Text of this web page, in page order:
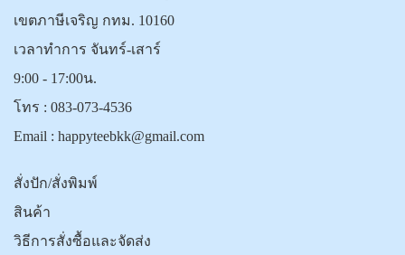
เขตภาษีเจริญ กทม. 10160
เวลาทำการ จันทร์-เสาร์
9:00 - 17:00น.
โทร : 083-073-4536
Email : happyteebkk@gmail.com
สั่งปัก/สั่งพิมพ์
สินค้า
วิธีการสั่งซื้อและจัดส่ง